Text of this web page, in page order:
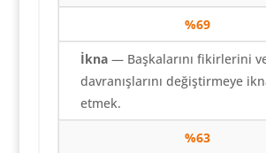
%69
İkna— Başkalarını fikirlerini
davranışlarını değiştirmeye
etmek.
%63